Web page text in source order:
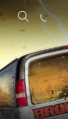
Sök